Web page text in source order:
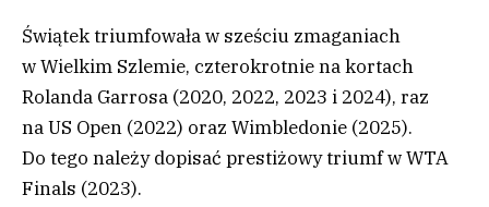
Świątek triumfowała w sześciu zmaganiach
w Wielkim Szlemie, czterokrotnie na kortach
Rolanda Garrosa (2020, 2022, 2023 i 2024), raz
na US Open (2022) oraz Wimbledonie (2025).
Do tego należy dopisać prestiżowy triumf w WTA
Finals (2023).